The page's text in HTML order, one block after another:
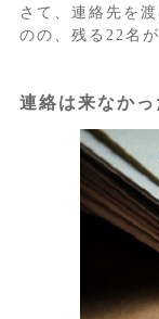
さて、連絡先を
のの、残る22名
連絡は来なか